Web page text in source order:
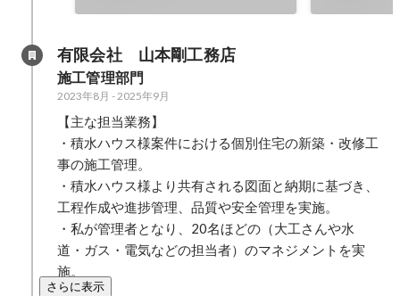
有限会社　山本剛工務店
施工管理部門
2023年8月 -2025年9月
【主な担当業務】
・積水ハウス様案件における個別住宅の新築・改修工
事の施工管理。
・積水ハウス様より共有される図面と納期に基づき、
工程作成や進捗管理、品質や安全管理を実施。
・私が管理者となり、20名ほどの（大工さんや水
道・ガス・電気などの担当者）のマネジメントを実
施。
さらに表示